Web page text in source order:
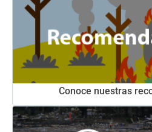
Conoce nuestras